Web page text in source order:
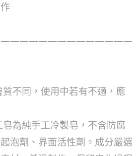
不同，使用中若有不適，應
為純手工冷製皂，不含防腐
泡劑、界面活性劑。成分嚴選